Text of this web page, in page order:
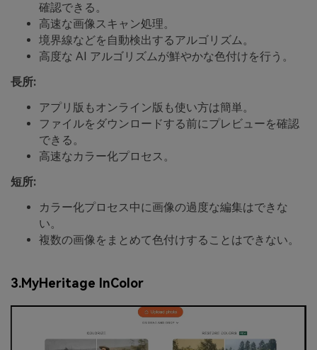
確認できる。
高速な画像スキャン処理。
境界線などを自動検出するアルゴリズム。
高度な AI アルゴリズムが鮮やかな色付けを行う。
長所:
アプリ版もオンライン版も使い方は簡単。
ファイルをダウンロードする前にプレビューを確認
できる。
高速なカラー化プロセス。
短所:
カラー化プロセス中に画像の過度な編集はできな
い。
複数の画像をまとめて色付けすることはできない。
3.MyHeritage InColor